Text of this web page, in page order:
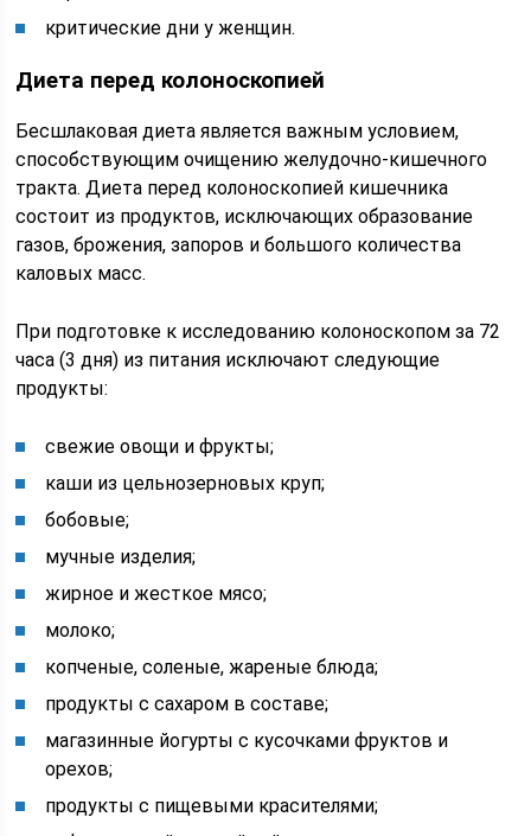
критические дни у женщин.
Диета перед колоноскопией
Бесшлаковая диета является важным условием,
способствующим очищению желудочно-кишечного
тракта. Диета перед колоноскопией кишечника
состоит из продуктов, исключающих образование
газов, брожения, запоров и большого количества
каловых масс.
При подготовке к исследованию колоноскопом за 72
часа (3 дня) из питания исключают следующие
продукты:
свежие овощи и фрукты;
каши из цельнозерновых круп;
бобовые;
мучные изделия;
жирное и жесткое мясо;
молоко;
копченые, соленые, жареные блюда;
продукты с сахаром в составе;
магазинные йогурты с кусочками фруктов и
орехов;
продукты с пищевыми красителями;